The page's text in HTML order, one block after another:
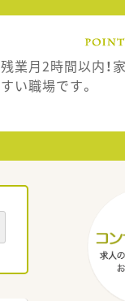
残業月2時間以内！
すい職場です。